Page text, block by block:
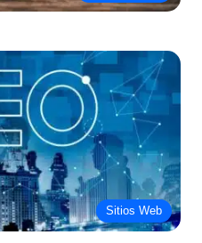
Sitios Web